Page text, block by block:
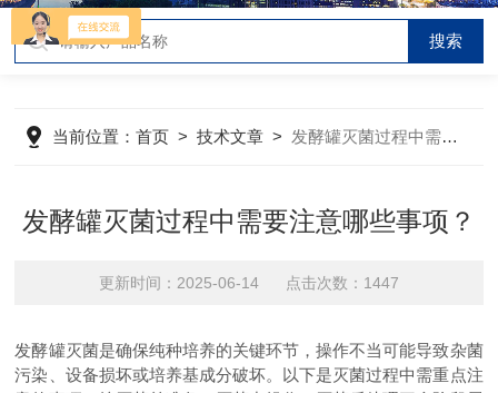
当前位置：首页 >技术文章 > 发酵罐灭菌过程中需要注意哪些事项？
发酵罐灭菌过程中需要注意哪些事项？
更新时间：2025-06-14 点击次数：1447
发酵罐灭菌是确保纯种培养的关键环节，操作不当可能导致杂菌
污染、设备损坏或培养基成分破坏。以下是灭菌过程中需重点注